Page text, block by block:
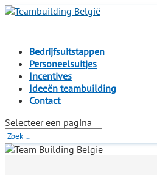
Bedrijfsuitstappen
Personeelsuitjes
Incentives
Ideeën teambuilding
Contact
Selecteer een pagina